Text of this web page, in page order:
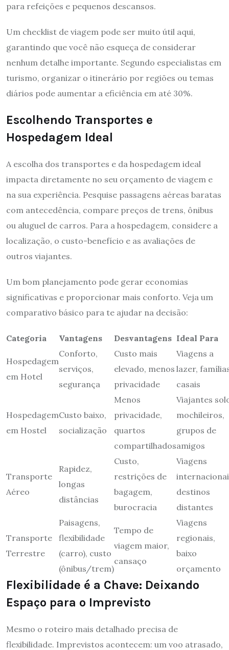
para refeições e pequenos descansos.
Um checklist de viagem pode ser muito útil aqui,
garantindo que você não esqueça de considerar
nenhum detalhe importante. Segundo especialistas em
turismo, organizar o itinerário por regiões ou temas
diários pode aumentar a eficiência em até 30%.
Escolhendo Transportes e
Hospedagem Ideal
A escolha dos transportes e da hospedagem ideal
impacta diretamente no seu orçamento de viagem e
na sua experiência. Pesquise passagens aéreas baratas
com antecedência, compare preços de trens, ônibus
ou aluguel de carros. Para a hospedagem, considere a
localização, o custo-benefício e as avaliações de
outros viajantes.
Um bom planejamento pode gerar economias
significativas e proporcionar mais conforto. Veja um
comparativo básico para te ajudar na decisão:
Categoria Vantagens Desvantagens Ideal Para
Hospedagem
em Hotel
Conforto,
serviços,
segurança
Custo mais
elevado, menos
privacidade
Viagens a
lazer,
casais
Hospedagem
em Hostel
Custo baixo,
socialização
Menos
privacidade,
quartos
compartilhados
Viajantes
mochileiros,
grupos de
amigos
Transporte
Aéreo
Rapidez,
longas
distâncias
Custo,
restrições de
bagagem,
burocracia
Viagens
destinos
distantes
Transporte
Terrestre
Paisagens,
flexibilidade
(carro), custo
(ônibus/trem)
Tempo de
viagem maior,
cansaço
Viagens
regionais,
baixo
orçamento
Flexibilidade é a Chave: Deixando
Espaço para o Imprevisto
Mesmo o roteiro mais detalhado precisa de
flexibilidade. Imprevistos acontecem: um voo atrasado,